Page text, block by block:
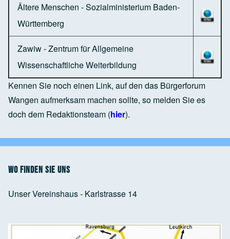
Ältere Menschen - Sozialministerium Baden-
Württemberg
Zawiw - Zentrum für Allgemeine
Wissenschaftliche Weiterbildung
Kennen Sie noch einen Link, auf den das Bürgerforum
Wangen aufmerksam machen sollte, so melden Sie es
doch dem Redaktionsteam (hier).
Wo finden Sie uns
Unser Vereinshaus - Karlstrasse 14